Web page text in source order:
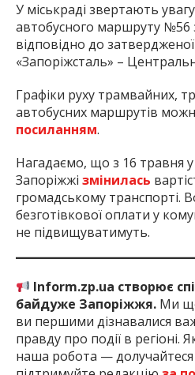
У міськраді звертають
автобусного маршруту №56
відповідно до
«Запоріжсталь» –
Графіки руху трамвайних,
автобусних маршрутів
посиланням.
Нагадаємо, що з 16 травня у
Запоріжжі змінилась
громадському транспорті.
безготівкової оплати у
не підвищуватимуть.
Inform.zp.ua створює
байдуже Запоріжжя. Ми
ви першими дізнавалися
правду про події в
наша робота —